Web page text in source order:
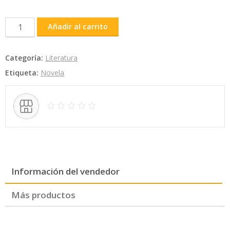
¡Justicia!
cantidad
Añadir al carrito
Categoría: Literatura
Etiqueta: Novela
Información del vendedor
Más productos